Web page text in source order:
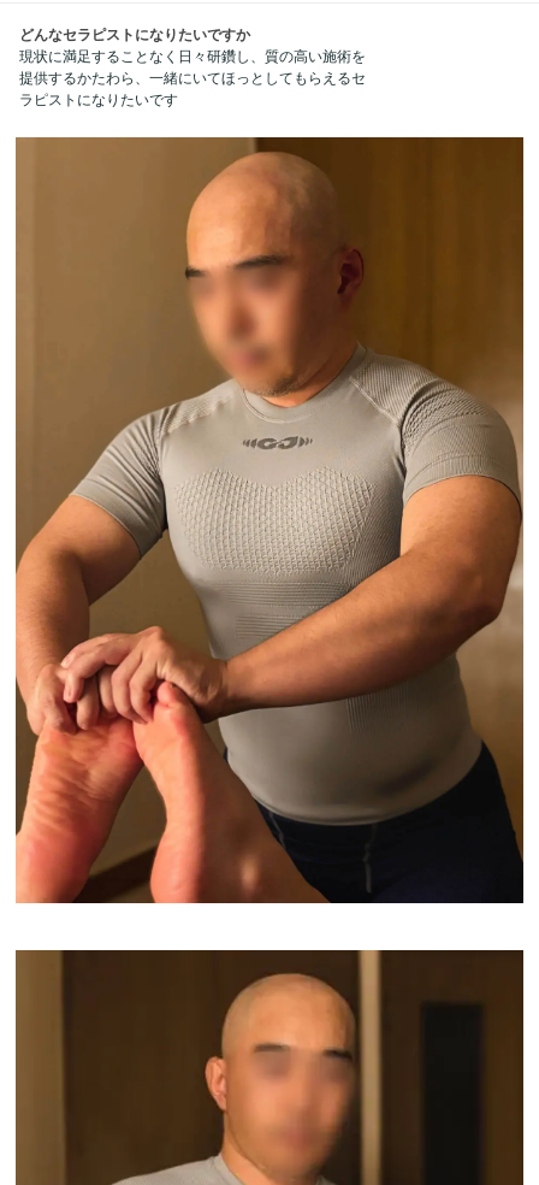
どんなセラピストになりたいですか
現状に満足することなく日々研鑽し、質の高い施術を
提供するかたわら、一緒にいてほっとしてもらえるセ
ラピストになりたいです